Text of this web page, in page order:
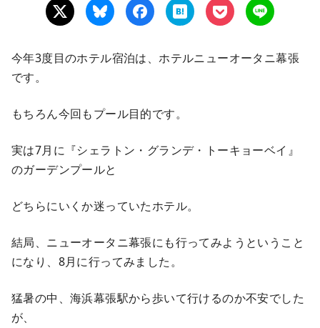
今年3度目のホテル宿泊は、ホテルニューオータニ幕張
です。
もちろん今回もプール目的です。
実は7月に『シェラトン・グランデ・トーキョーベイ』
のガーデンプールと
どちらにいくか迷っていたホテル。
結局、ニューオータニ幕張にも行ってみようということ
になり、8月に行ってみました。
猛暑の中、海浜幕張駅から歩いて行けるのか不安でした
が、